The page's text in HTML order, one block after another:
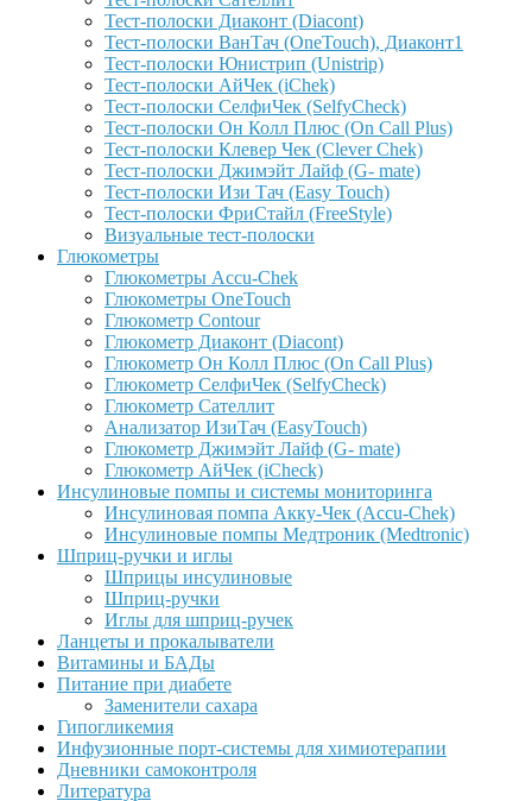
Тест-полоски Диаконт (Diacont)
Тест-полоски ВанТач (OneTouch), Диаконт1
Тест-полоски Юнистрип (Unistrip)
Тест-полоски АйЧек (iChek)
Тест-полоски СелфиЧек (SelfyCheck)
Тест-полоски Он Колл Плюс (On Call Plus)
Тест-полоски Клевер Чек (Clever Chek)
Тест-полоски Джимэйт Лайф (G- mate)
Тест-полоски Изи Тач (Easy Touch)
Тест-полоски ФриCтайл (FreeStyle)
Визуальные тест-полоски
Глюкометры
Глюкометры Accu-Сhek
Глюкометры OneTouch
Глюкометр Contour
Глюкометр Диаконт (Diacont)
Глюкометр Он Колл Плюс (On Call Plus)
Глюкометр СелфиЧек (SelfyCheck)
Глюкометр Сателлит
Анализатор ИзиТач (EasyTouch)
Глюкометр Джимэйт Лайф (G- mate)
Глюкометр АйЧек (iCheck)
Инсулиновые помпы и системы мониторинга
Инсулиновая помпа Акку-Чек (Accu-Chek)
Инсулиновые помпы Медтроник (Medtronic)
Шприц-ручки и иглы
Шприцы инсулиновые
Шприц-ручки
Иглы для шприц-ручек
Ланцеты и прокалыватели
Витамины и БАДы
Питание при диабете
Заменители сахара
Гипогликемия
Инфузионные порт-системы для химиотерапии
Дневники самоконтроля
Литература